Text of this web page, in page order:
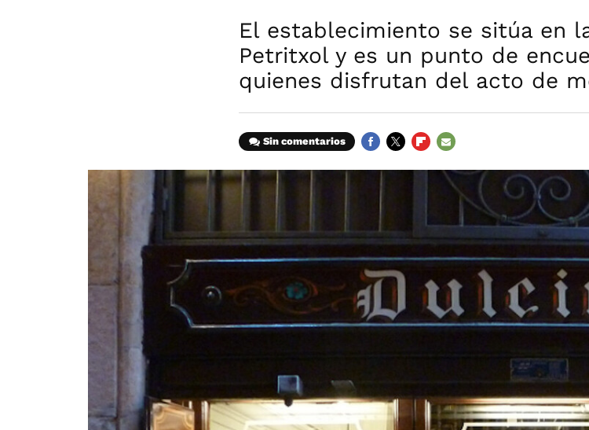
El establecimiento se sitúa en
Petritxol y es un punto de
quienes disfrutan del acto de
Sin comentarios
MAIL